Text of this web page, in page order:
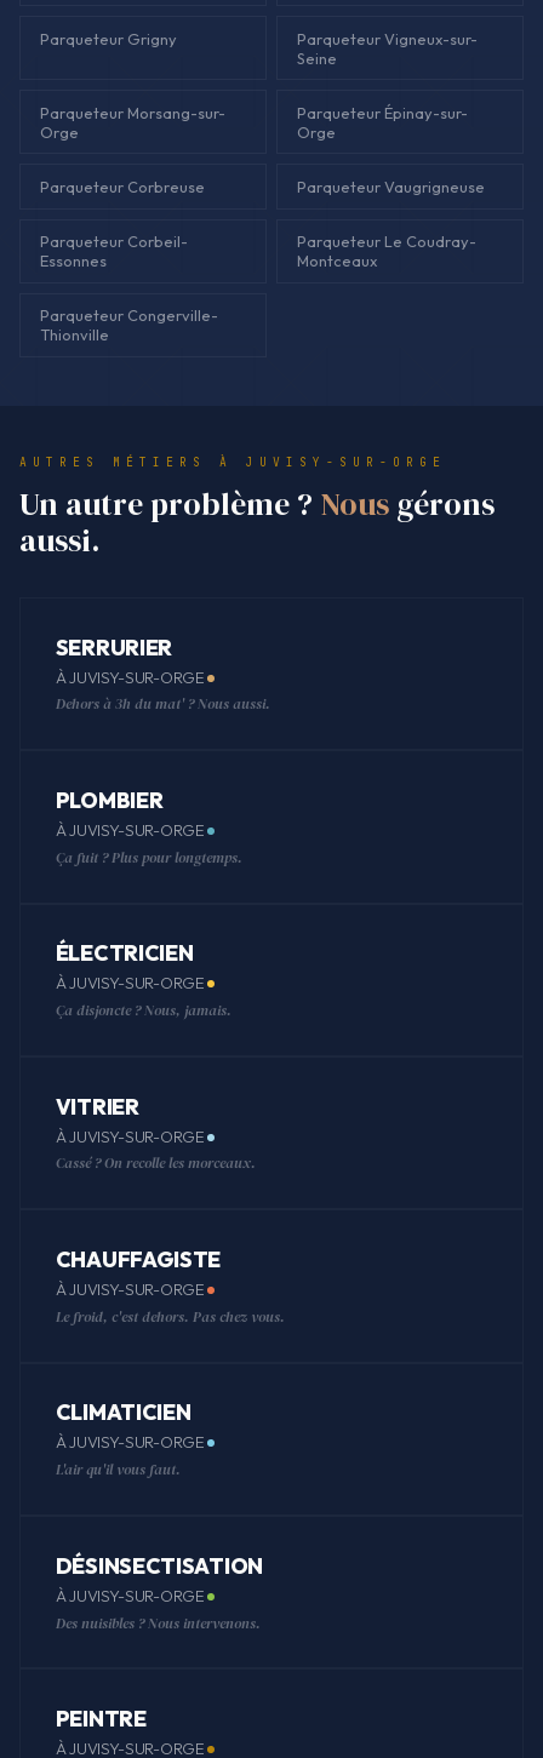
Parqueteur Grigny
Parqueteur Vigneux-sur-
Seine
Parqueteur Morsang-sur-
Orge
Parqueteur Épinay-sur-
Orge
Parqueteur Corbreuse Parqueteur Vaugrigneuse
Parqueteur Corbeil-
Essonnes
Parqueteur Le Coudray-
Montceaux
Parqueteur Congerville-
Thionville
AUTRES MÉTIERS À JUVISY-SUR-ORGE
Un autre problème ? Nous gérons
aussi.
SERRURIER
À JUVISY-SUR-ORGE
Dehors à 3h du mat' ? Nous aussi.
PLOMBIER
À JUVISY-SUR-ORGE
Ça fuit ? Plus pour longtemps.
ÉLECTRICIEN
À JUVISY-SUR-ORGE
Ça disjoncte ? Nous, jamais.
VITRIER
À JUVISY-SUR-ORGE
Cassé ? On recolle les morceaux.
CHAUFFAGISTE
À JUVISY-SUR-ORGE
Le froid, c'est dehors. Pas chez vous.
CLIMATICIEN
À JUVISY-SUR-ORGE
L'air qu'il vous faut.
DÉSINSECTISATION
À JUVISY-SUR-ORGE
Des nuisibles ? Nous intervenons.
PEINTRE
À JUVISY-SUR-ORGE